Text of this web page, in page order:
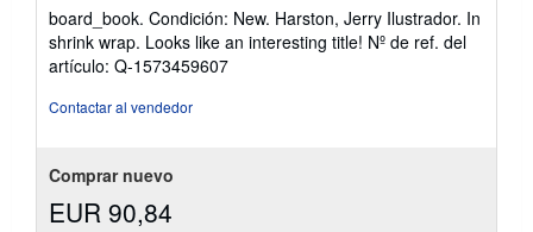
del
vendedor:
5
board_book. Condición: New. Harston, Jerry Ilustrador. In
shrink wrap. Looks like an interesting title! Nº de ref. del
artículo: Q-1573459607
Contactar al vendedor
Comprar nuevo
EUR 90,84